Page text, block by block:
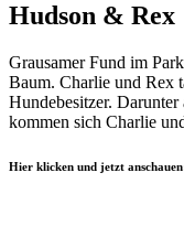
Hudson & Rex
Grausamer Fund im
Baum. Charlie und Rex
Hundebesitzer.
kommen sich Charlie
Hier klicken und jetzt